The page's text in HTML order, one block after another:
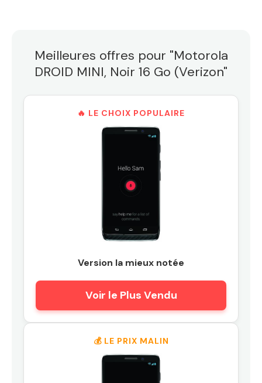
Meilleures offres pour "Motorola
DROID MINI, Noir 16 Go (Verizon"
🔥 LE CHOIX POPULAIRE
Version la mieux notée
Voir le Plus Vendu
💰 LE PRIX MALIN